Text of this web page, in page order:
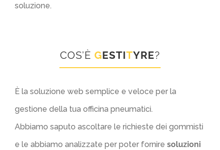
soluzione.
COS’È GESTITYRE?
È la soluzione web semplice e veloce per la
gestione della tua officina pneumatici.
Abbiamo saputo ascoltare le richieste dei gommisti
e le abbiamo analizzate per poter fornire soluzioni